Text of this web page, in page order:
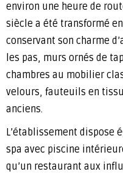
environ une heure de
siècle a été transformé
conservant son charme
les pas, murs ornés de
chambres au mobilier
velours, fauteuils en
anciens.
L’établissement dispose
spa avec piscine
qu’un restaurant aux